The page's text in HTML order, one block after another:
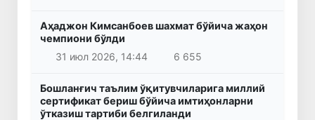
Аҳаджон Кимсанбоев шахмат бўйича жаҳон
чемпиони бўлди
31 июл 2026, 14:44
6 655
Бошланғич таълим ўқитувчиларига миллий
сертификат бериш бўйича имтиҳонларни
ўтказиш тартиби белгиланди